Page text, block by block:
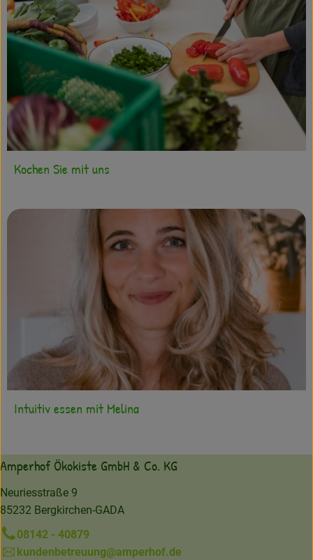
Kochen Sie mit uns
Intuitiv essen mit Melina
Amperhof Ökokiste GmbH & Co. KG
Neuriesstraße 9
85232 Bergkirchen-GADA
08142 - 40879
kundenbetreuung@amperhof.de